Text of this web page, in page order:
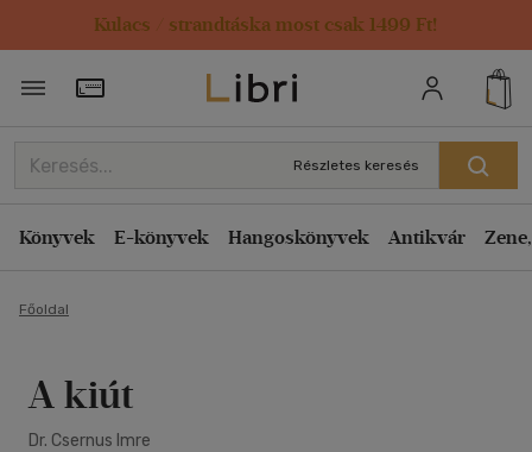
Kulacs / strandtáska most csak 1499 Ft!
Törzsvásárlói Kártya adatai
Részletes keresés
Könyvek E-könyvek Hangoskönyvek Antikvár
Főoldal
A kiút
Dr. Csernus Imre